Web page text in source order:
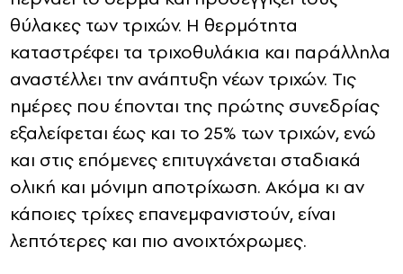
θύλακες των τριχών. Η θερμότητα
καταστρέφει τα τριχοθυλάκια και παράλληλα
αναστέλλει την ανάπτυξη νέων τριχών. Τις
ημέρες που έπονται της πρώτης συνεδρίας
εξαλείφεται έως και το 25% των τριχών, ενώ
και στις επόμενες επιτυγχάνεται σταδιακά
ολική και μόνιμη αποτρίχωση. Ακόμα κι αν
κάποιες τρίχες επανεμφανιστούν, είναι
λεπτότερες και πιο ανοιχτόχρωμες.